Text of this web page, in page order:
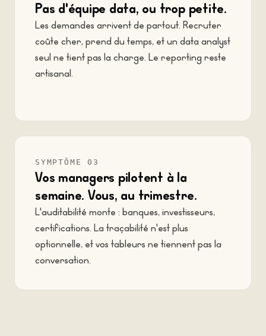
Pas d'équipe data, ou trop petite.
Les demandes arrivent de partout. Recruter
coûte cher, prend du temps, et un data analyst
seul ne tient pas la charge. Le reporting reste
artisanal.
SYMPTÔME 03
Vos managers pilotent à la
semaine. Vous, au trimestre.
L'auditabilité monte : banques, investisseurs,
certifications. La traçabilité n'est plus
optionnelle, et vos tableurs ne tiennent pas la
conversation.